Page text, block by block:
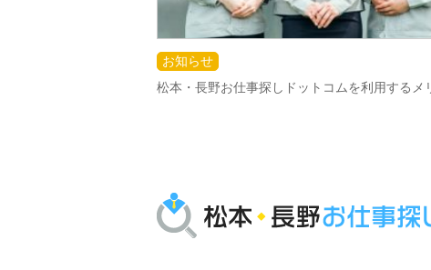
お知らせ
松本・長野お仕事探しドットコムを利用するメ